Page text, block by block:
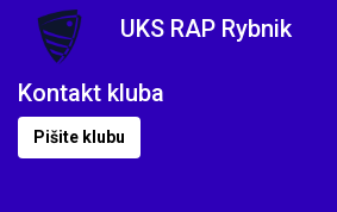
UKS RAP Rybnik
Kontakt kluba
Pišite klubu